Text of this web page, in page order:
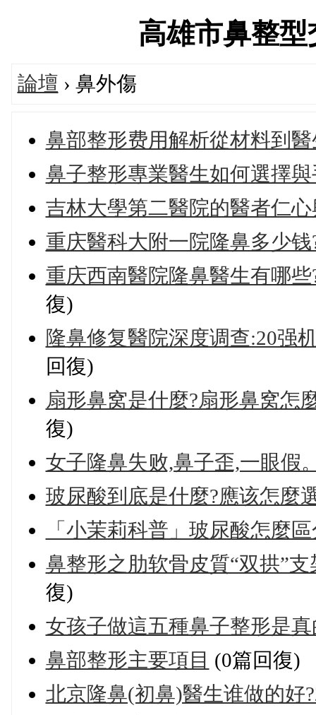
高雄市鼻整
論壇 › 鼻外傷
鼻部整形费用解析從材料到
鼻子整形專業醫生如何選擇
吉林大學第二醫院的醫者仁
重庆醫科大附一院隆鼻多少
重庆西南醫院隆鼻醫生有哪
復)
隆鼻修复醫院深度调查:20强
回復)
扇形鼻窝是什麼?扇形鼻窝怎
復)
女子隆鼻失败,鼻子歪,一眼假
玻尿酸到底是什麼?應该怎麼
「小茉莉科普」玻尿酸怎麼
鼻整形之肋软骨皮質“双拱”
復)
女孩子做這五種鼻子整形是
鼻部整形主要項目 (0篇回復)
北京隆鼻(初鼻)醫生谁做的好